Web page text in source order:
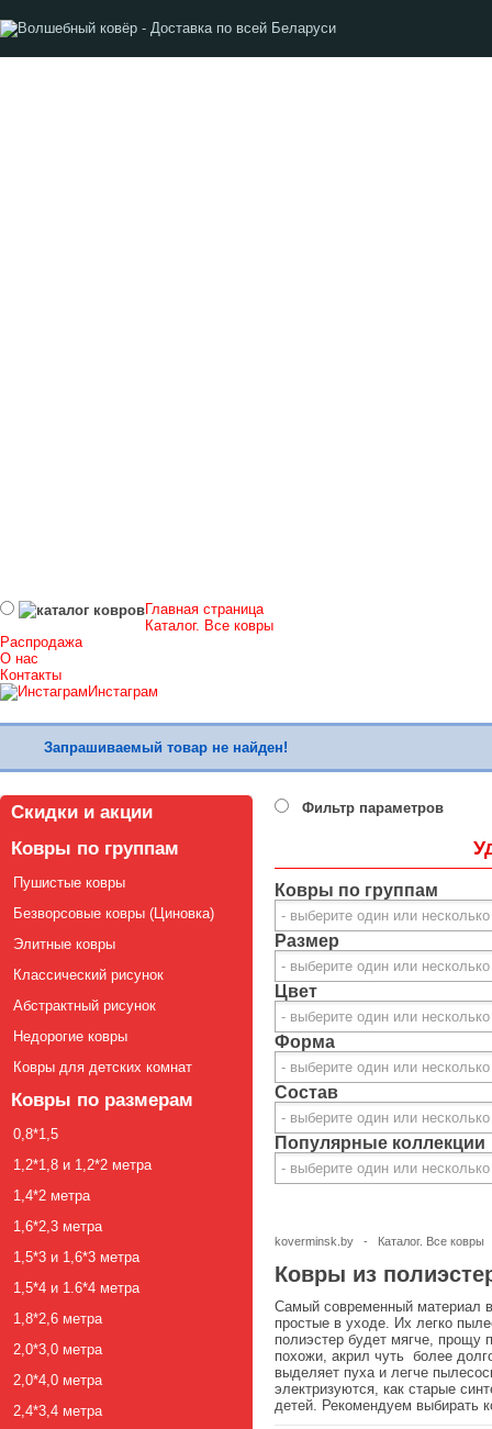
Главная страница
Каталог. Все ковры
Распродажа
О нас
Контакты
Инстаграм
Запрашиваемый товар не найден!
Скидки и акции
Ковры по группам
Пушистые ковры
Безворсовые ковры (Циновка)
Элитные ковры
Классический рисунок
Абстрактный рисунок
Недорогие ковры
Ковры для детских комнат
Ковры по размерам
0,8*1,5
1,2*1,8 и 1,2*2 метра
1,4*2 метра
1,6*2,3 метра
1,5*3 и 1,6*3 метра
1,5*4 и 1.6*4 метра
1,8*2,6 метра
2,0*3,0 метра
2,0*4,0 метра
2,4*3,4 метра
Фильтр параметров
Ковры по группам
Размер
Цвет
Форма
Состав
Популярные коллекции
koverminsk.by - Каталог. Все ковры
Ковры из
Самый современный материал
простые в уходе. Их легко
полиэстер будет мягче, прощу
похожи, акрил чуть более
выделяет пуха и легче
электризуются, как старые
детей. Рекомендуем выбирать